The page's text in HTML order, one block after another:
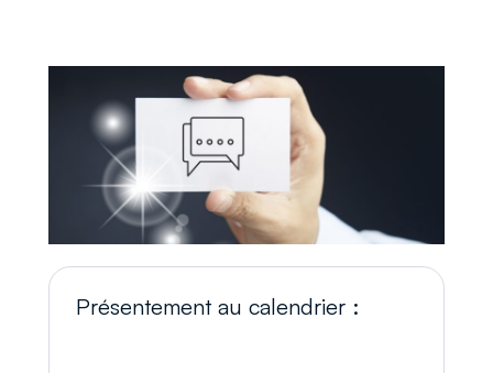
Présentement au calendrier :